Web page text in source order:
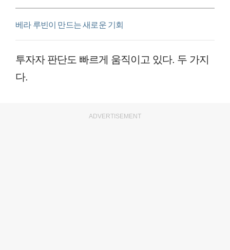
베라 루빈이 만드는 새로운 기회
투자자 판단도 빠르게 움직이고 있다. 두 가지
다.
ADVERTISEMENT